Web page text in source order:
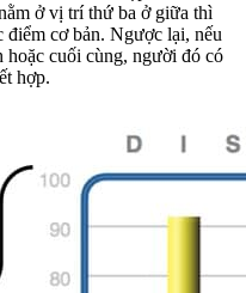
ở vị trí thứ ba ở giữa thì
điểm cơ bản. Ngược lại, nếu
hoặc cuối cùng, người đó có
hợp.